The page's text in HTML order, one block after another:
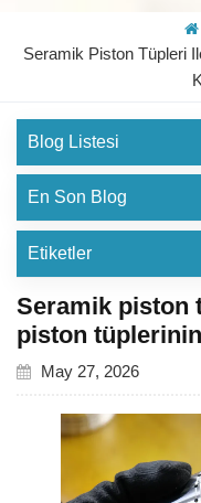
Seramik Piston Tüpleri
Blog Listesi
En Son Blog
Etiketler
Seramik piston
piston tüplerinin
May 27, 2026